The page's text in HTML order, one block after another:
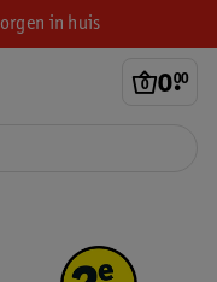
in huis
0.
00